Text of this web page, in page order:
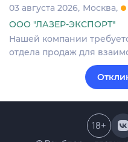
03 августа 2026 Москва
ООО "ЛАЗЕР-ЭКСПОРТ"
Нашей компании
отдела продаж для
18+